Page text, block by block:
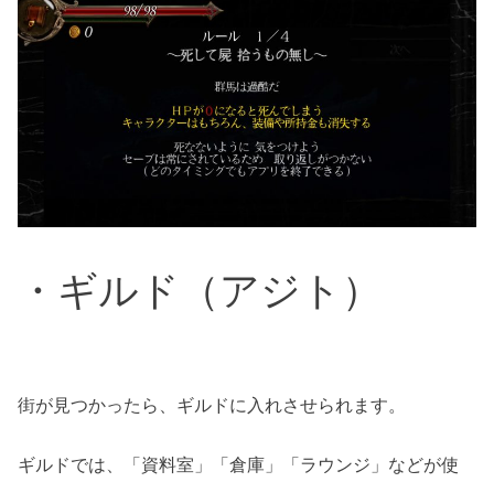
・ギルド（アジト）
街が見つかったら、ギルドに入れさせられます。
ギルドでは、「資料室」「倉庫」「ラウンジ」などが使